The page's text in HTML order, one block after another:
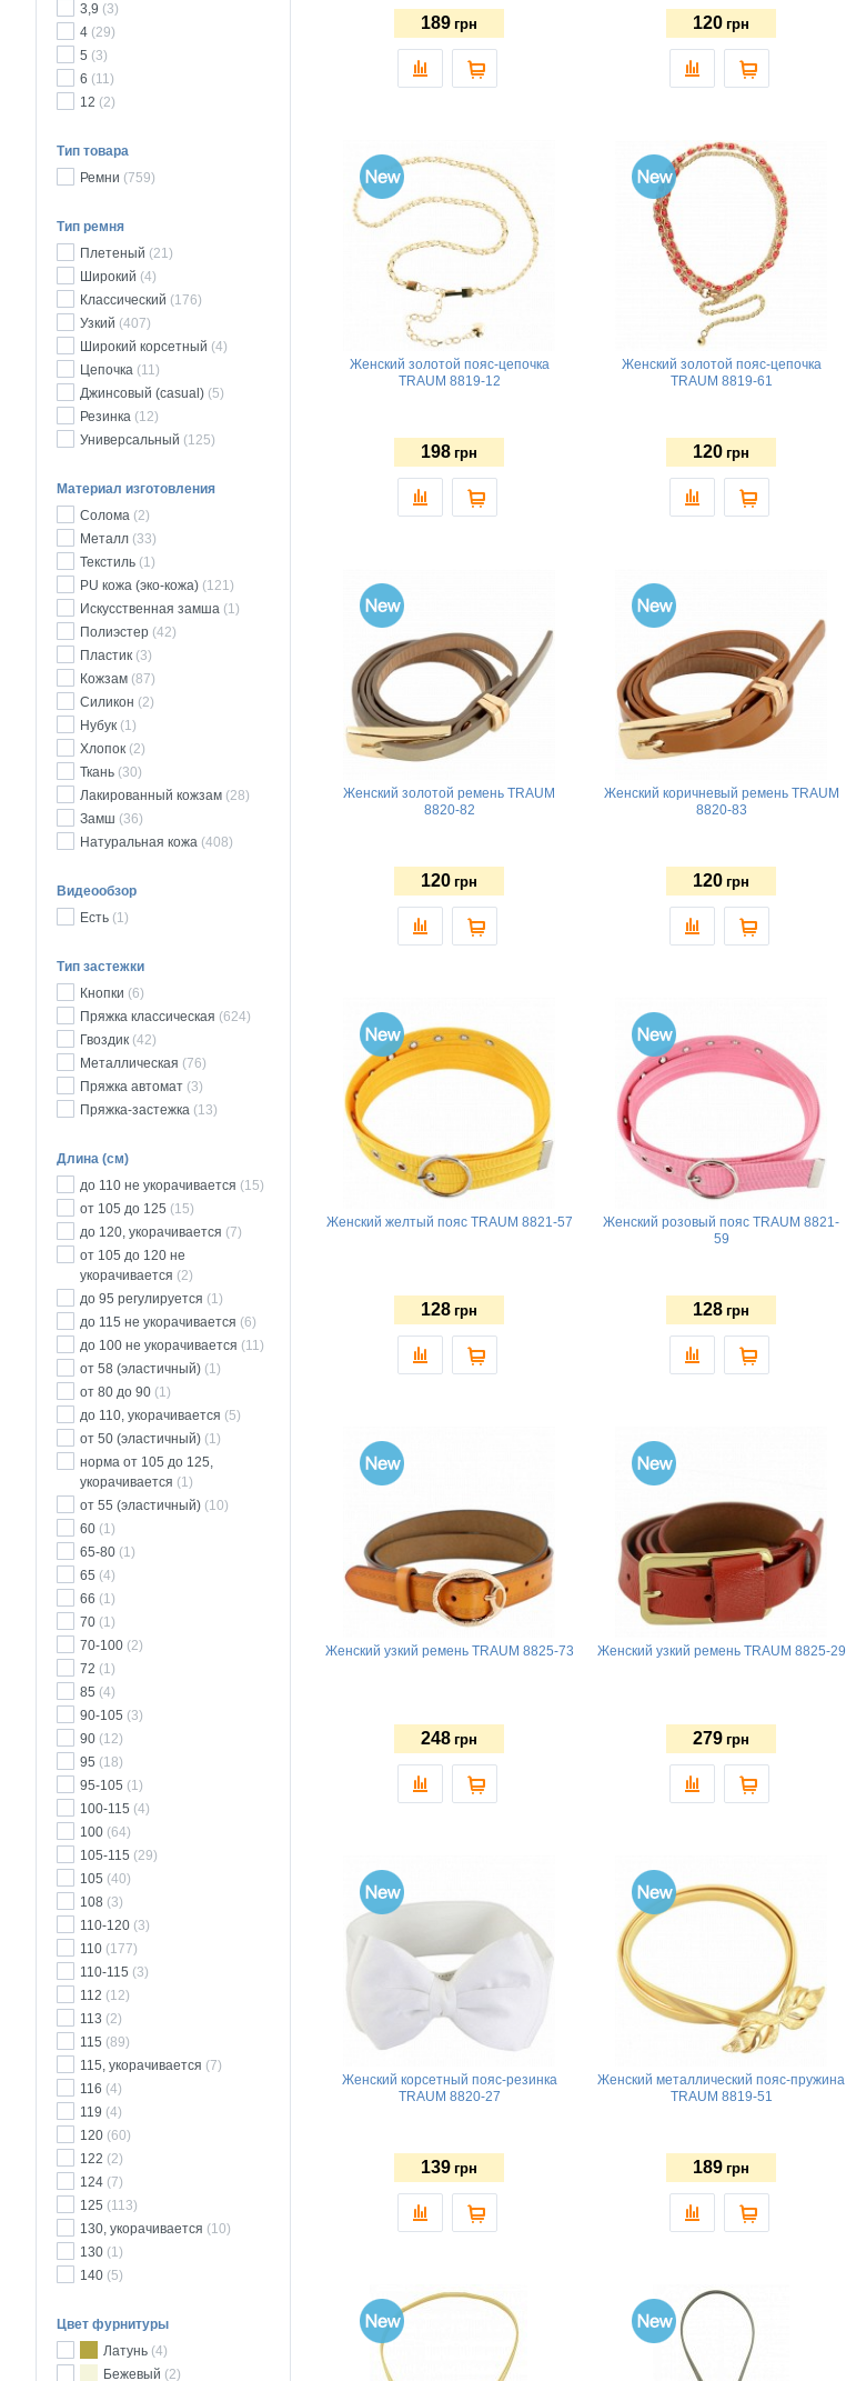
3,9 (3)
4 (29)
5 (3)
6 (11)
12 (2)
Тип товара
Ремни (759)
Тип ремня
Плетеный (21)
Широкий (4)
Классический (176)
Узкий (407)
Широкий корсетный (4)
Цепочка (11)
Джинсовый (casual) (5)
Резинка (12)
Универсальный (125)
Материал изготовления
Солома (2)
Металл (33)
Текстиль (1)
PU кожа (эко-кожа) (121)
Искусственная замша (1)
Полиэстер (42)
Пластик (3)
Кожзам (87)
Силикон (2)
Нубук (1)
Хлопок (2)
Ткань (30)
Лакированный кожзам (28)
Замш (36)
Натуральная кожа (408)
Видеообзор
Есть (1)
Тип застежки
Кнопки (6)
Пряжка классическая (624)
Гвоздик (42)
Металлическая (76)
Пряжка автомат (3)
Пряжка-застежка (13)
Длина (см)
до 110 не укорачивается (15)
от 105 до 125 (15)
до 120, укорачивается (7)
от 105 до 120 не
укорачивается (2)
до 95 регулируется (1)
до 115 не укорачивается (6)
до 100 не укорачивается (11)
от 58 (эластичный) (1)
от 80 до 90 (1)
до 110, укорачивается (5)
от 50 (эластичный) (1)
норма от 105 до 125,
укорачивается (1)
от 55 (эластичный) (10)
60 (1)
65-80 (1)
65 (4)
66 (1)
70 (1)
70-100 (2)
72 (1)
85 (4)
90-105 (3)
90 (12)
95 (18)
95-105 (1)
100-115 (4)
100 (64)
105-115 (29)
105 (40)
108 (3)
110-120 (3)
110 (177)
110-115 (3)
112 (12)
113 (2)
115 (89)
115, укорачивается (7)
116 (4)
119 (4)
120 (60)
122 (2)
124 (7)
125 (113)
130, укорачивается (10)
130 (1)
140 (5)
Цвет фурнитуры
Латунь (4)
Бежевый (2)
189 грн 120 грн
Женский золотой пояс-цепочка
TRAUM 8819-12
198 грн
Женский золотой пояс-цепочка
TRAUM 8819-61
120 грн
Женский золотой ремень TRAUM
8820-82
120 грн
Женский коричневый ремень TRAUM
8820-83
120 грн
Женский желтый пояс TRAUM 8821-57
128 грн
Женский розовый пояс TRAUM 8821-
59
128 грн
Женский узкий ремень TRAUM 8825-73
248 грн
Женский узкий ремень TRAUM 8825-29
279 грн
Женский корсетный пояс-резинка
TRAUM 8820-27
139 грн
Женский металлический пояс-пружина
TRAUM 8819-51
189 грн